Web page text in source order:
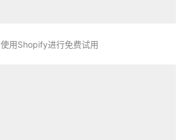
使用Shopify进行免费试用